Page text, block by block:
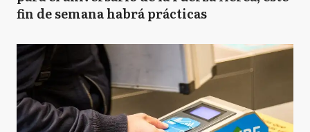
fin de semana habrá prácticas